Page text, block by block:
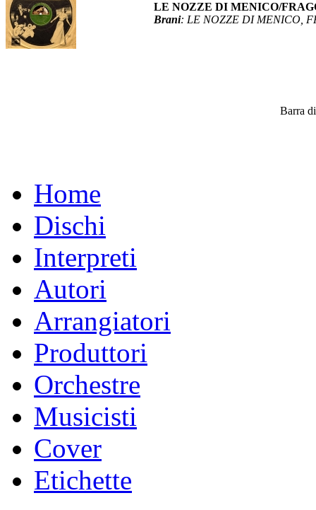
LE NOZZE DI MENICO/
Brani: LE NOZZE DI MENICO,
Barra
Home
Dischi
Interpreti
Autori
Arrangiatori
Produttori
Orchestre
Musicisti
Cover
Etichette